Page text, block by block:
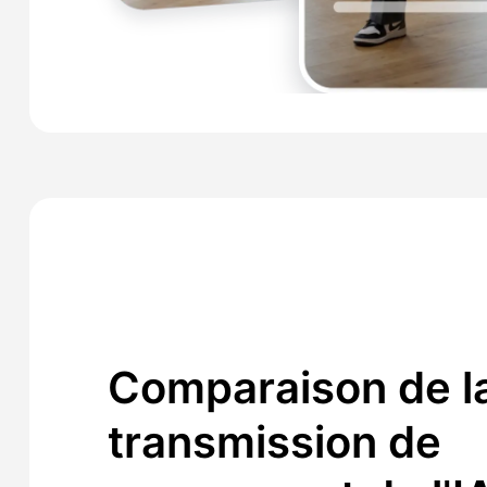
Comparaison de
transmission de